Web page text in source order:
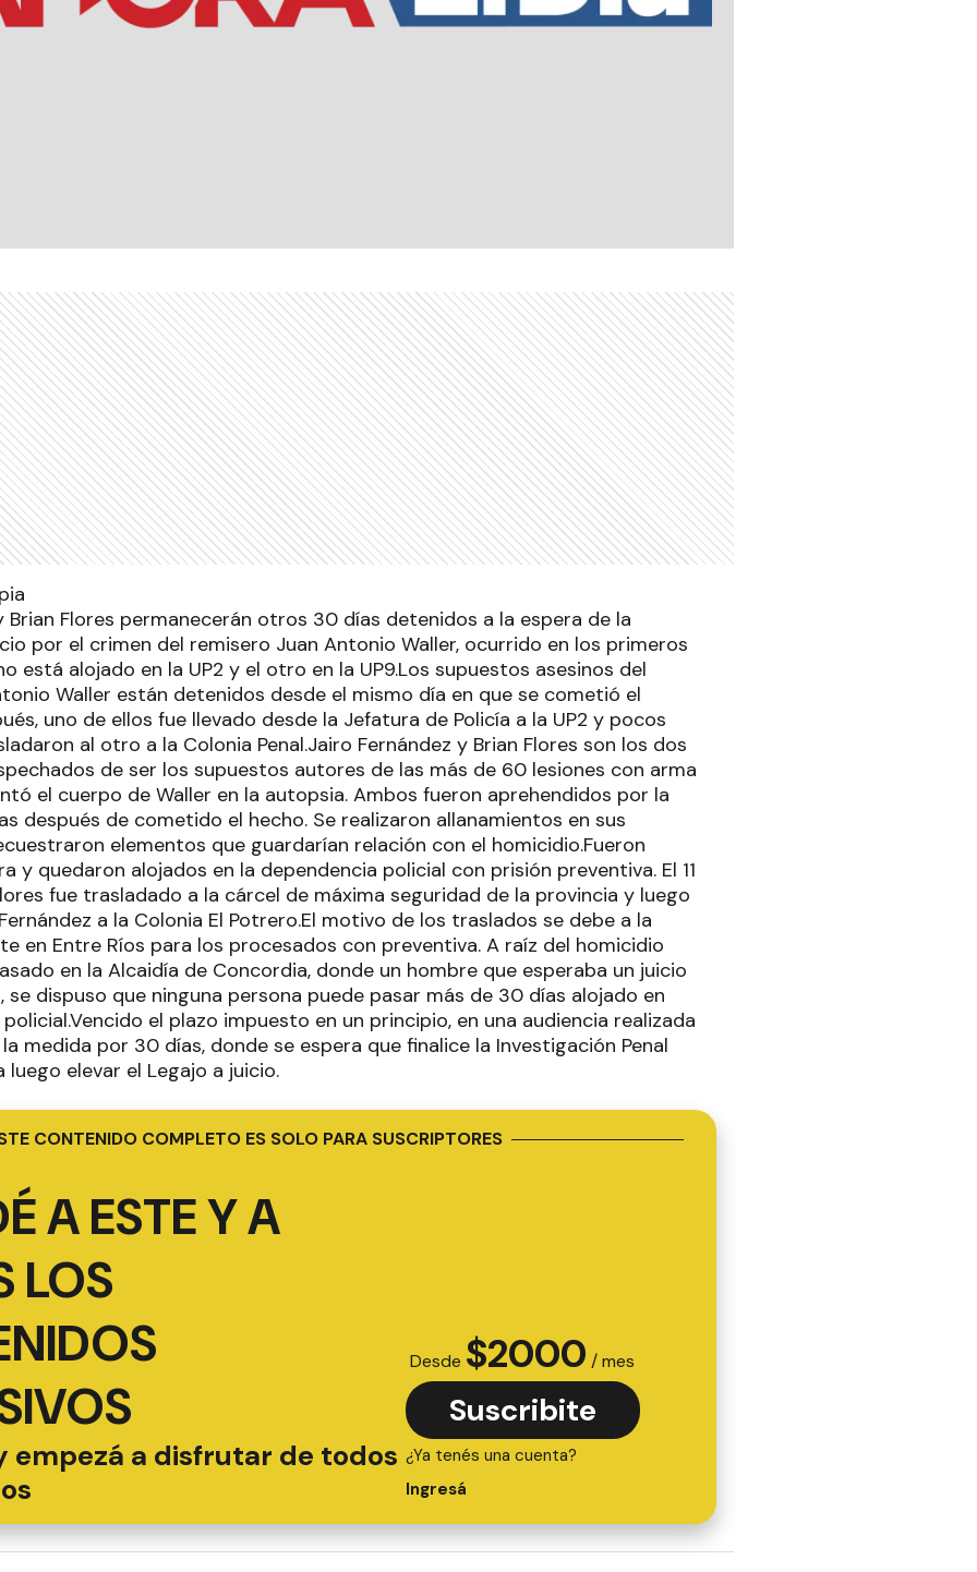
Brian Flores permanecerán otros 30 días detenidos a la espera de la
por el crimen del remisero Juan Antonio Waller, ocurrido en los primeros
está alojado en la UP2 y el otro en la UP9.Los supuestos asesinos del
Waller están detenidos desde el mismo día en que se cometió el
uno de ellos fue llevado desde la Jefatura de Policía a la UP2 y pocos
al otro a la Colonia Penal.Jairo Fernández y Brian Flores son los dos
de ser los supuestos autores de las más de 60 lesiones con arma
el cuerpo de Waller en la autopsia. Ambos fueron aprehendidos por la
después de cometido el hecho. Se realizaron allanamientos en sus
elementos que guardarían relación con el homicidio.Fueron
y quedaron alojados en la dependencia policial con prisión preventiva. El 11
fue trasladado a la cárcel de máxima seguridad de la provincia y luego
a la Colonia El Potrero.El motivo de los traslados se debe a la
en Entre Ríos para los procesados con preventiva. A raíz del homicidio
en la Alcaidía de Concordia, donde un hombre que esperaba un juicio
se dispuso que ninguna persona puede pasar más de 30 días alojado en
el plazo impuesto en un principio, en una audiencia realizada
medida por 30 días, donde se espera que finalice la Investigación Penal
elevar el Legajo a juicio.
CONTENIDO COMPLETO ES SOLO PARA SUSCRIPTORES
A ESTE Y A
LOS
empezá a disfrutar de todos
Desde $2000 / mes
Suscribite
¿Ya tenés una cuenta?
Ingresá